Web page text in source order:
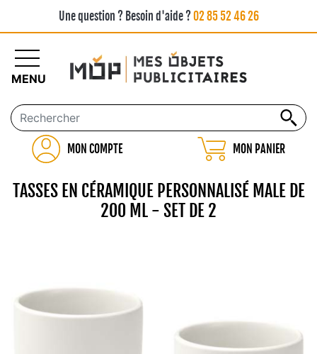
Une question ? Besoin d'aide ?02 85 52 46 26
MON COMPTE MON PANIER
MENU
TASSES EN CÉRAMIQUE PERSONNALISÉ MALE DE
200 ML - SET DE 2